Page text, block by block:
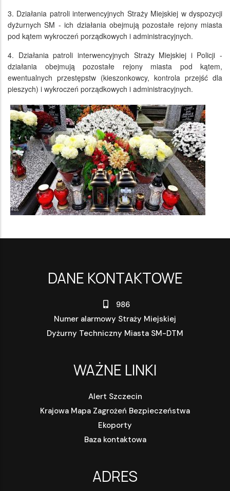
3. Działania patroli interwencyjnych Straży Miejskiej w dyspozycji
dyżurnych SM - ich działania obejmują pozostałe rejony miasta
pod kątem wykroczeń porządkowych i administracyjnych.
4. Działania patroli interwencyjnych Straży Miejskiej i Policji -
działania obejmują pozostałe rejony miasta pod kątem,
ewentualnych przestępstw (kieszonkowcy, kontrola przejść dla
pieszych) i wykroczeń porządkowych i administracyjnych.
DANE KONTAKTOWE
986
Numer alarmowy Straży Miejskiej
Dyżurny Techniczny Miasta SM-DTM
WAŻNE LINKI
Alert Szczecin
Krajowa Mapa Zagrożeń Bezpieczeństwa
Ekoporty
Baza kontaktowa
ADRES